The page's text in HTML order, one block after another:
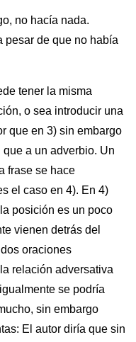
no hacía nada.
pesar de que no había
tener la misma
o sea introducir una
que en 3) sin embargo
a un adverbio. Un
frase se hace
el caso en 4). En 4)
posición es un poco
vienen detrás del
oraciones
relación adversativa
se podría
sin embargo
El autor diría que sin